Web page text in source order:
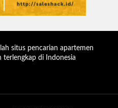
situs pencarian apartemen
terlengkap di Indonesia